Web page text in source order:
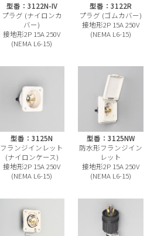
型番：3122N-IV
プラグ (ナイロンカ
バー)
接地形2P 15A 250V
(NEMA L6-15)
型番：3122R
プラグ (ゴムカバー)
接地形2P 15A 250V
(NEMA L6-15)
型番：3125N
フランジインレット
(ナイロンケース)
接地形2P 15A 250V
(NEMA L6-15)
型番：3125NW
防水形フランジイン
レット
接地形2P 15A 250V
(NEMA L6-15)